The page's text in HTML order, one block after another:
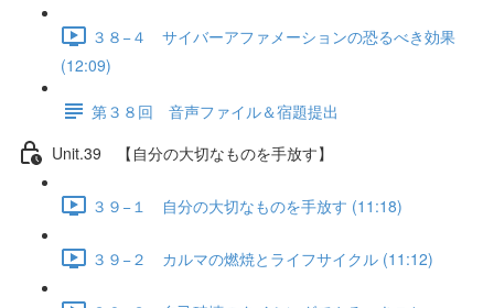
３８−４ サイバーアファメーションの恐るべき効果
(12:09)
第３８回 音声ファイル＆宿題提出
Unit.39 【自分の大切なものを手放す】
３９−１ 自分の大切なものを手放す (11:18)
３９−２ カルマの燃焼とライフサイクル (11:12)